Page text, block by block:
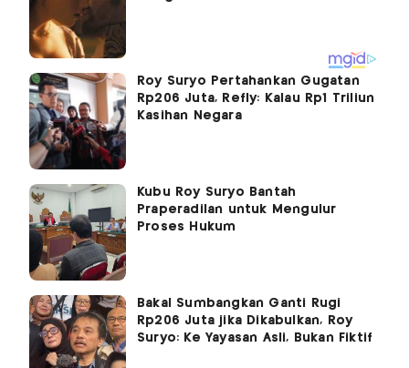
Roy Suryo Pertahankan Gugatan
Rp206 Juta, Refly: Kalau Rp1 Triliun
Kasihan Negara
Kubu Roy Suryo Bantah
Praperadilan untuk Mengulur
Proses Hukum
Bakal Sumbangkan Ganti Rugi
Rp206 Juta jika Dikabulkan, Roy
Suryo: Ke Yayasan Asli, Bukan Fiktif